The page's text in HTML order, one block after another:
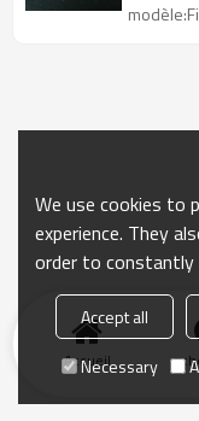
Accueil
We use cookies to
experience. They
order to
Accept all
Necessary